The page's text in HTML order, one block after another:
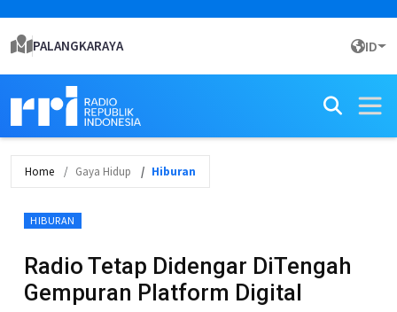
PALANGKARAYA ID
Home Gaya Hidup Hiburan
HIBURAN
Radio Tetap Didengar DiTengah
Gempuran Platform Digital